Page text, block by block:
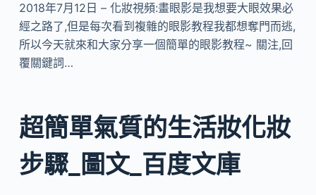
2018年7月12日 – 化妝視頻:畫眼影是我想要大眼效果必
經之路了,但是每次看到複雜的眼影教程我都想奪門而逃,
所以今天就來和大家分享一個簡單的眼影教程~ 關注,回
覆關鍵詞…
超簡單氣質的生活妝化妝
步驟_圖文_百度文庫